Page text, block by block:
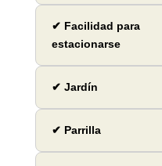
✔ Facilidad para
estacionarse
✔ Jardín
✔ Parrilla